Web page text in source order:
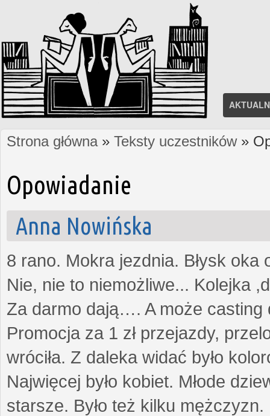
Jesteś tutaj
Strona główna» Teksty uczestników»
Opowiadanie
Anna Nowińska
8 rano. Mokra jezdnia. Błysk oka
Nie, nie to niemożliwe... Kolejka
Za darmo dają…. A może casting
Promocja za 1 zł przejazdy,
wróciła. Z daleka widać było
Najwięcej było kobiet. Młode
starsze. Było też kilku